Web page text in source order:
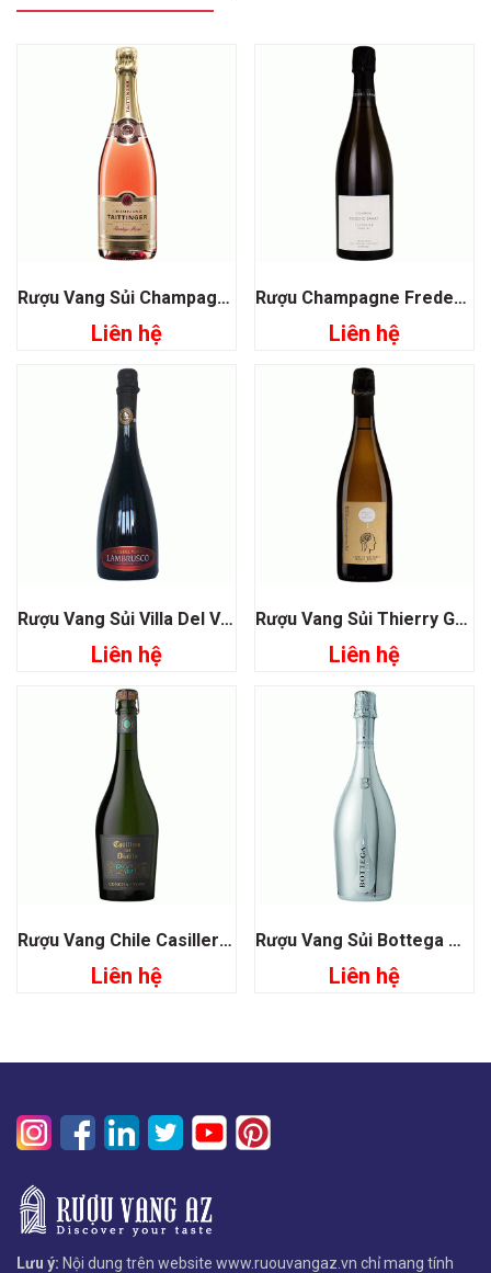
Rượu Vang Sủi Champagne Taittinger Prestige Rose
Liên hệ
Rượu Champagne Frederic Savart L’accomplie Premier Cru
Liên hệ
Rượu Vang Sủi Villa Del Vento Lambrusco
Liên hệ
Rượu Vang Sủi Thierry Germain Bulles De Roches Saumur
Liên hệ
Rượu Vang Chile Casillero Del Diablo Devil’s Brut
Liên hệ
Rượu Vang Sủi Bottega White Gold
Liên hệ
Lưu ý: Nội dung trên website www.ruouvangaz.vn chỉ mang tính